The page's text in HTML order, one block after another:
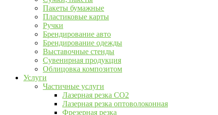
Пакеты бумажные
Пластиковые карты
Ручки
Брендирование авто
Брендирование одежды
Выставочные стенды
Сувенирная продукция
Облицовка композитом
Услуги
Частичные услуги
Лазерная резка CO2
Лазерная резка оптоволоконная
Фрезерная резка